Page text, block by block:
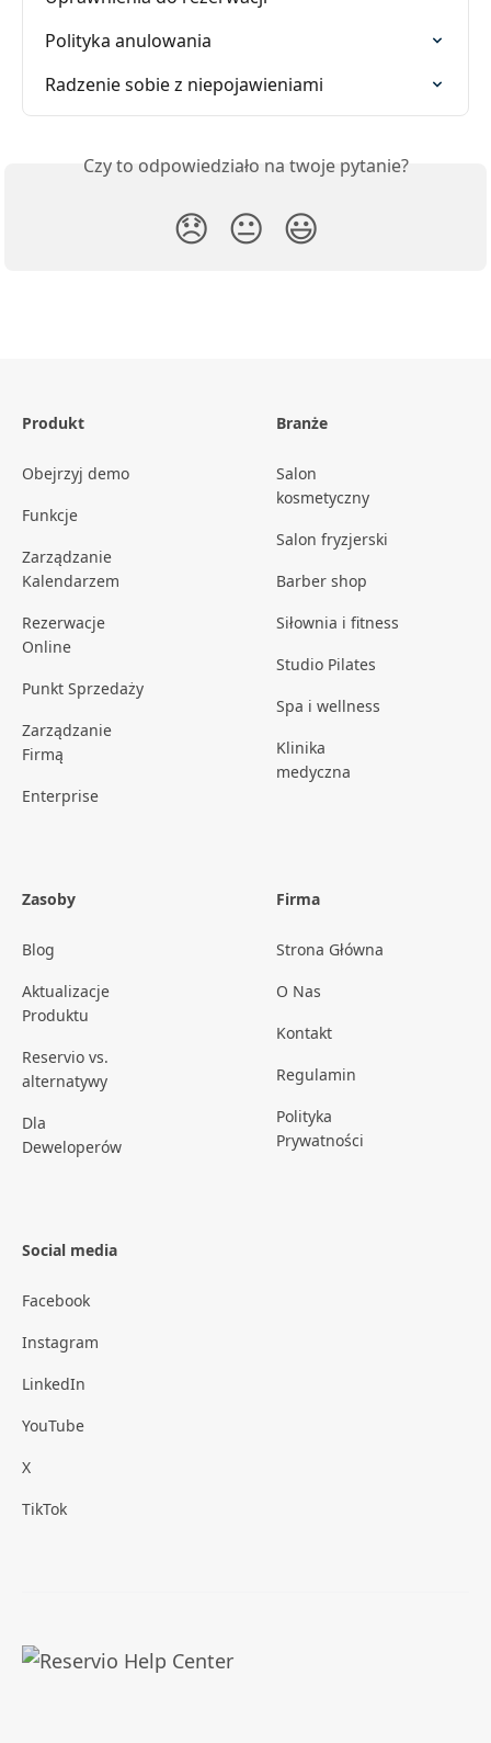
Polityka anulowania
Radzenie sobie z niepojawieniami
Czy to odpowiedziało na twoje pytanie?
😞 😐 😃
Produkt
Obejrzyj demo
Funkcje
Zarządzanie
Kalendarzem
Rezerwacje
Online
Punkt Sprzedaży
Zarządzanie
Firmą
Enterprise
Branże
Salon
kosmetyczny
Salon fryzjerski
Barber shop
Siłownia i fitness
Studio Pilates
Spa i wellness
Klinika
medyczna
Zasoby
Blog
Aktualizacje
Produktu
Reservio vs.
alternatywy
Dla
Deweloperów
Firma
Strona Główna
O Nas
Kontakt
Regulamin
Polityka
Prywatności
Social media
Facebook
Instagram
LinkedIn
YouTube
X
TikTok